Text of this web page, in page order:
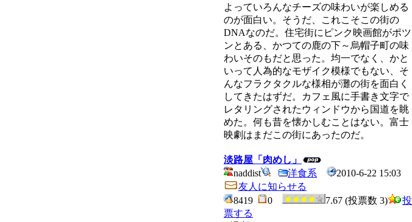
よっていろんなチーズの味わいが楽しめる
のが面白い。そうだ、これこそこの街の
DNAなのだ。住宅街にピンク映画館がポツ
ンとある、かつての鹿の下～烏帽子町の味
わいそのもだと思った。均一でなく、かと
いって人為的なモザイク模様でもない、そ
んなフラクタクルな様相が灘の街を面白く
してきたはずだ。カフェ風に手書き文字で
レタリングされたウィンドウから国道を眺
めた。何も昔を懐かしむことはない。富士
映劇はまだこの街にあったのだ。
淡路屋「肉めし」
naddist
洋食系
2010-6-22 15:03
友人に知らせる
8419
0 7.67 (投票数 3)
投
票する